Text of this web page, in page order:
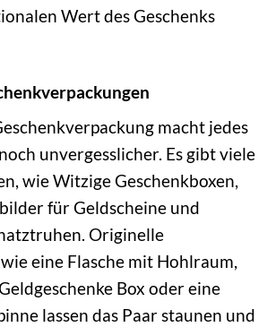
Wert des Geschenks
macht jedes
unvergesslicher. Es gibt viele
wie Witzige Geschenkboxen,
für Geldscheine und
Originelle
eine Flasche mit Hohlraum,
Box oder eine
lassen das Paar staunen und